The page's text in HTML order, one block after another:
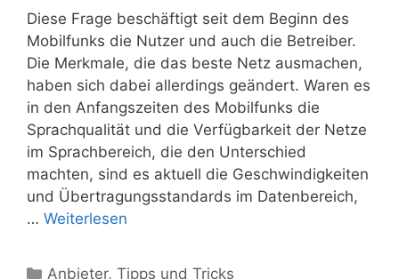
Diese Frage beschäftigt seit dem Beginn des
Mobilfunks die Nutzer und auch die Betreiber.
Die Merkmale, die das beste Netz ausmachen,
haben sich dabei allerdings geändert. Waren es
in den Anfangszeiten des Mobilfunks die
Sprachqualität und die Verfügbarkeit der Netze
im Sprachbereich, die den Unterschied
machten, sind es aktuell die Geschwindigkeiten
und Übertragungsstandards im Datenbereich,
… Weiterlesen
Kategorien
Anbieter,Tipps und Tricks